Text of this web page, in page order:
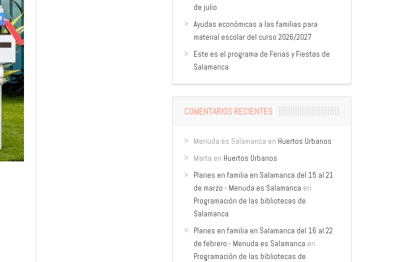
de julio
Ayudas económicas a las familias para
material escolar del curso 2026/2027
Este es el programa de Ferias y Fiestas de
Salamanca
COMENTARIOS RECIENTES
Menuda es Salamanca en Huertos Urbanos
Marta en Huertos Urbanos
Planes en familia en Salamanca del 15 al 21
de marzo - Menuda es Salamanca en
Programación de las bibliotecas de
Salamanca
Planes en familia en Salamanca del 16 al 22
de febrero - Menuda es Salamanca en
Programación de las bibliotecas de